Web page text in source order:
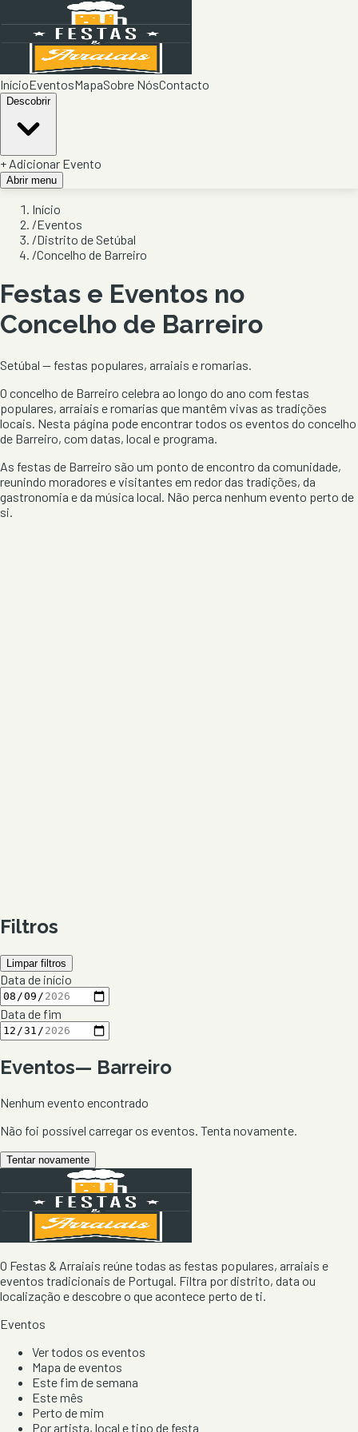
InícioEventosMapaSobre NósContacto
Descobrir
+ Adicionar Evento
Abrir menu
Início
/Eventos
/Distrito de Setúbal
/Concelho de Barreiro
Festas e Eventos no
Concelho de Barreiro
Setúbal — festas populares, arraiais e romarias.
O concelho de Barreiro celebra ao longo do ano com festas
populares, arraiais e romarias que mantêm vivas as tradições
locais. Nesta página pode encontrar todos os eventos do concelho
de Barreiro, com datas, local e programa.
As festas de Barreiro são um ponto de encontro da comunidade,
reunindo moradores e visitantes em redor das tradições, da
gastronomia e da música local. Não perca nenhum evento perto de
si.
Filtros
Limpar filtros
Data de início
Data de fim
Eventos— Barreiro
Nenhum evento encontrado
Não foi possível carregar os eventos. Tenta novamente.
Tentar novamente
O Festas & Arraiais reúne todas as festas populares, arraiais e
eventos tradicionais de Portugal. Filtra por distrito, data ou
localização e descobre o que acontece perto de ti.
Eventos
Ver todos os eventos
Mapa de eventos
Este fim de semana
Este mês
Perto de mim
Por artista, local e tipo de festa